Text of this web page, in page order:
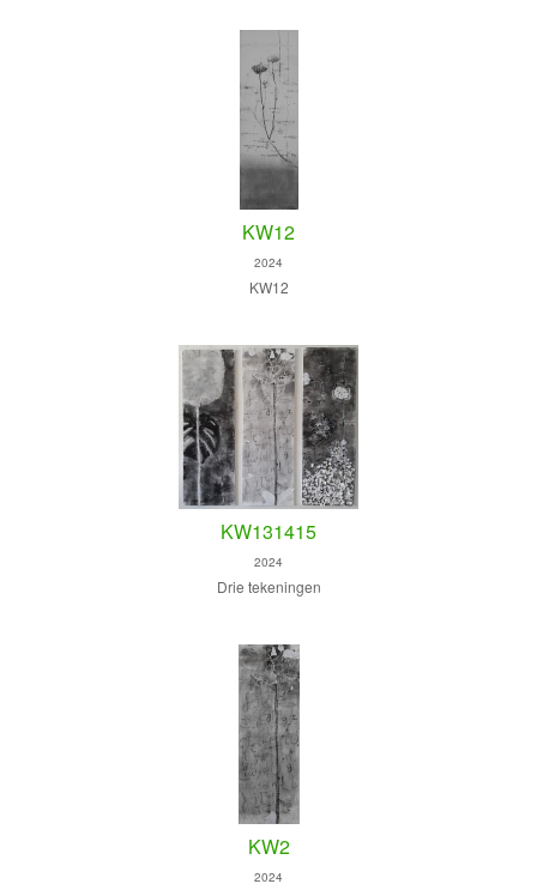
KW12
2024
KW12
KW131415
2024
Drie tekeningen
KW2
2024